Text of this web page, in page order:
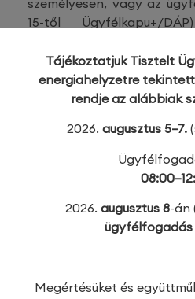
személyesen, vagy az
15-től Ügyfélkapu+/
ÖVTJ’24 – ÖVTJ’25
információk >>
Amennyiben a
tevékenységkódjait
hivatalosan elfogadta az új
kódjait. Amennyiben
ÖVTJ’24-ben kódolt, a
elteltéveltudomásul
Tájékoztatjuk Tisztelt
energiahelyzetre
rendje az alábbiak
2026. augusztus 5–7.
2026. augusztus 8-án
ügyfélfogadás
Megértésüket és